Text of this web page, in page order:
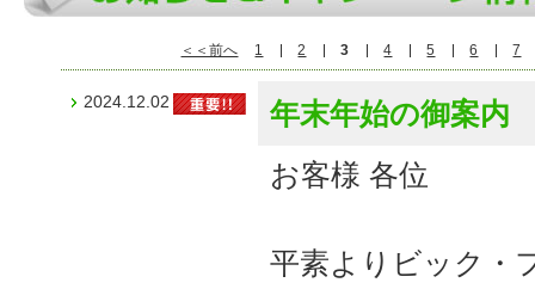
＜＜前へ 1 2 3 4 5 6 7
2024.12.02
年末年始の御案内
お客様 各位
平素よりビック・